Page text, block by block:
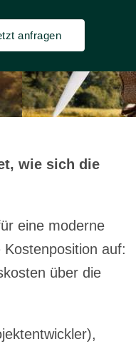
anfragen
wie sich die
eine moderne
auf:
über die